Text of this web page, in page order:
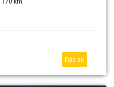
170 km
Đặt xe